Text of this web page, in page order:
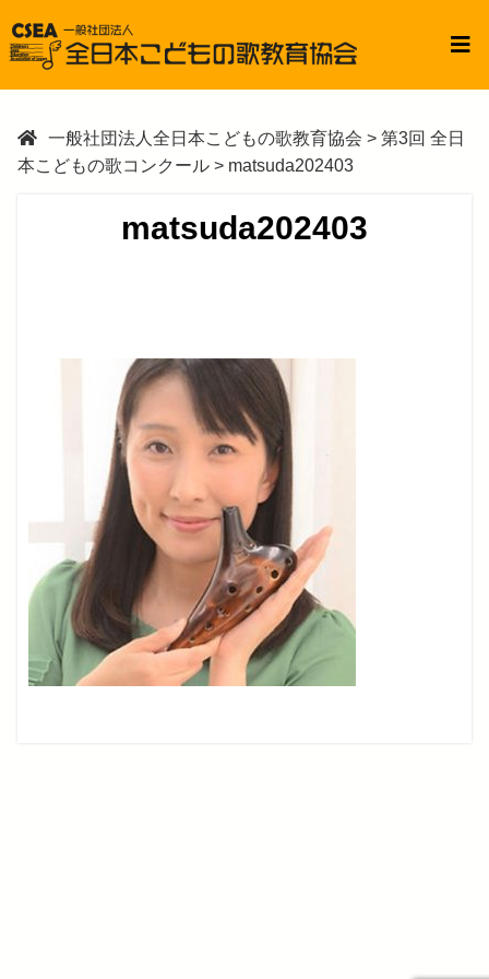
一般社団法人全日本こどもの歌教育協会 > 第3回 全日
本こどもの歌コンクール > matsuda202403
matsuda202403